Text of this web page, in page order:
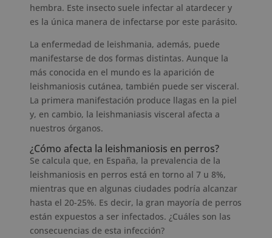
hembra. Este insecto suele infectar al atardecer y
es la única manera de infectarse por este parásito.
La enfermedad de leishmania, además, puede
manifestarse de dos formas distintas. Aunque la
más conocida en el mundo es la aparición de
leishmaniosis cutánea, también puede ser visceral.
La primera manifestación produce llagas en la piel
y, en cambio, la leishmaniasis visceral afecta a
nuestros órganos.
¿Cómo afecta la leishmaniosis en perros?
Se calcula que, en España, la prevalencia de la
leishmaniosis en perros está en torno al 7 u 8%,
mientras que en algunas ciudades podría alcanzar
hasta el 20-25%. Es decir, la gran mayoría de perros
están expuestos a ser infectados. ¿Cuáles son las
consecuencias de esta infección?